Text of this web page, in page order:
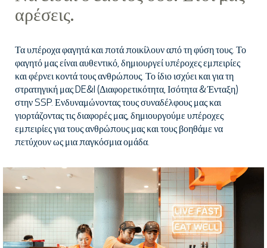
αρέσεις.
Τα υπέροχα φαγητά και ποτά ποικίλουν από τη φύση τους. Το
φαγητό μας είναι αυθεντικό, δημιουργεί υπέροχες εμπειρίες
και φέρνει κοντά τους ανθρώπους. Το ίδιο ισχύει και για τη
στρατηγική μας DE&I (Διαφορετικότητα, Ισότητα & Ένταξη)
στην SSP. Ενδυναμώνοντας τους συναδέλφους μας και
γιορτάζοντας τις διαφορές μας, δημιουργούμε υπέροχες
εμπειρίες για τους ανθρώπους μας και τους βοηθάμε να
πετύχουν ως μια παγκόσμια ομάδα.